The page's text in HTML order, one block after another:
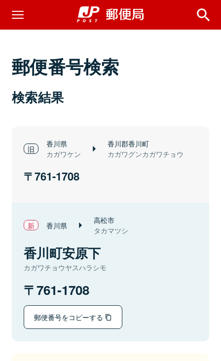
郵便番号検索
検索結果
香川県
カガワケン
香川郡香川町
カガワグンカガワチョウ
761-1708
香川県 高松市
タカマツシ
香川町安原下
カガワチョウヤスハラシモ
761-1708
郵便番号をコピーする